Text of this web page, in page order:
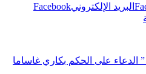
البريد الإلكترونيFacebook
الدعاء على الحكم بكاري غاساما